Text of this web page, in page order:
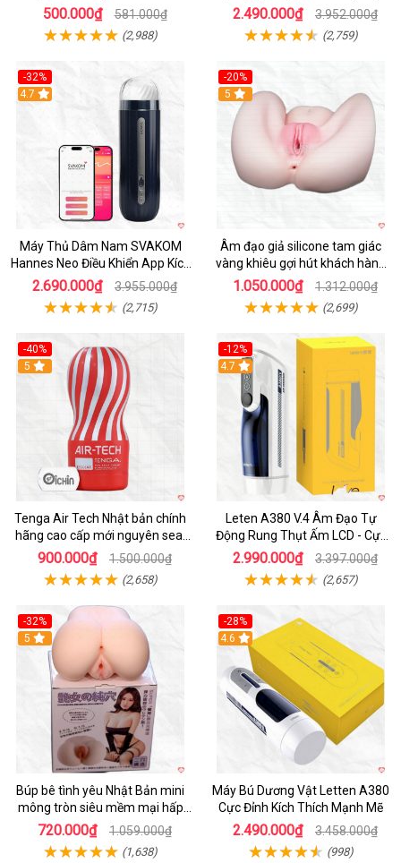
nam
500.000₫ 581.000₫
(2,988)
Điều Khiển
2.490.000₫ 3.952.000₫
(2,759)
-32%
Hot
4.7
Máy Thủ Dâm Nam SVAKOM
Hannes Neo Điều Khiển App Kích
Thích
2.690.000₫ 3.955.000₫
(2,715)
-20%
Hot
5
Âm đạo giả silicone tam giác
vàng khiêu gợi hút khách hàng
nam
1.050.000₫ 1.312.000₫
(2,699)
-40%
Hot
5
Tenga Air Tech Nhật bản chính
hãng cao cấp mới nguyên seal
giá tốt
900.000₫ 1.500.000₫
(2,658)
-12%
Hot
4.7
Leten A380 V.4 Âm Đạo Tự
Động Rung Thụt Ấm LCD - Cực
Phê
2.990.000₫ 3.397.000₫
(2,657)
-32%
Hot
5
Búp bê tình yêu Nhật Bản mini
mông tròn siêu mềm mại hấp
dẫn
720.000₫ 1.059.000₫
(1,638)
-28%
Hot
4.6
Máy Bú Dương Vật Letten A380
Cực Đỉnh Kích Thích Mạnh Mẽ
2.490.000₫ 3.458.000₫
(998)